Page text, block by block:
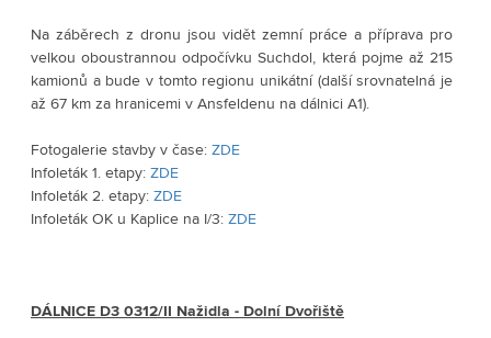
Na záběrech z dronu jsou vidět zemní práce a příprava pro
velkou oboustrannou odpočívku Suchdol, která pojme až 215
kamionů a bude v tomto regionu unikátní (další srovnatelná je
až 67 km za hranicemi v Ansfeldenu na dálnici A1).
Fotogalerie stavby v čase: ZDE
Infoleták 1. etapy: ZDE
Infoleták 2. etapy: ZDE
Infoleták OK u Kaplice na I/3: ZDE
DÁLNICE D3 0312/II Nažidla - Dolní Dvořiště